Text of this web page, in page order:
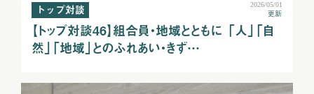
トップ対談
2026/05/01
更新
【トップ対談46】組合員・地域とともに 「人」「自
然」「地域」とのふれあい・きず…